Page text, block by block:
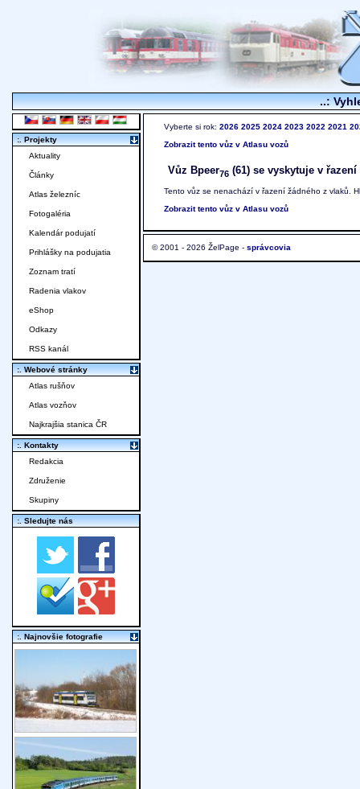
..:
Vyberte si rok: 2026 2025 2024 2023 2022 2021
Zobrazit tento vůz v Atlasu vozů
Vůz Bpeer76 (61) se vyskytuje v
Tento vůz se nenachází v řazení žádného z vlaků.
Zobrazit tento vůz v Atlasu vozů
© 2001 - 2026 ŽelPage - správcovia
:. Projekty
Aktuality
Články
Atlas železníc
Fotogaléria
Kalendár podujatí
Prihlášky na podujatia
Zoznam tratí
Radenia vlakov
eShop
Odkazy
RSS kanál
:. Webové stránky
Atlas rušňov
Atlas vozňov
Najkrajšia stanica ČR
:. Kontakty
Redakcia
Združenie
Skupiny
:. Sledujte nás
:. Najnovšie fotografie